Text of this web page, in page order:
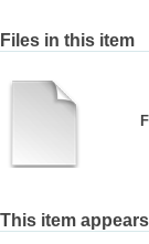
Files in this item
This item